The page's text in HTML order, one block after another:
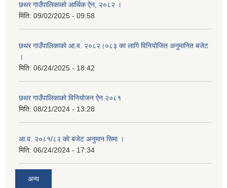
छथर गाउँपालिकाको आर्थिक ऐन, २०८२ ।
मिति: 09/02/2025 - 09:58
छथर गाउँपालिकाको आ.व. २०८२।०८३ का लागि विनियोजित अनुमानित बजेट
।
मिति: 06/24/2025 - 18:42
छथर गाउँपालिकाको विनियोजन ऐन २०८१
मिति: 08/21/2024 - 13:28
आ.व. २०८१/८२ को बजेट अनुमान सिमा ।
मिति: 06/24/2024 - 17:34
अन्य